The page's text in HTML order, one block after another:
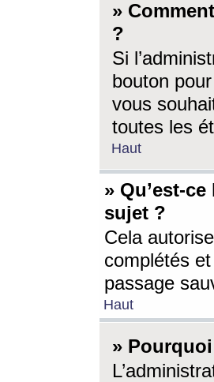
»
?
Si
bouton
vous
toutes les
Haut
» Qu’est-
sujet ?
Cela
complétés
passage
Haut
»